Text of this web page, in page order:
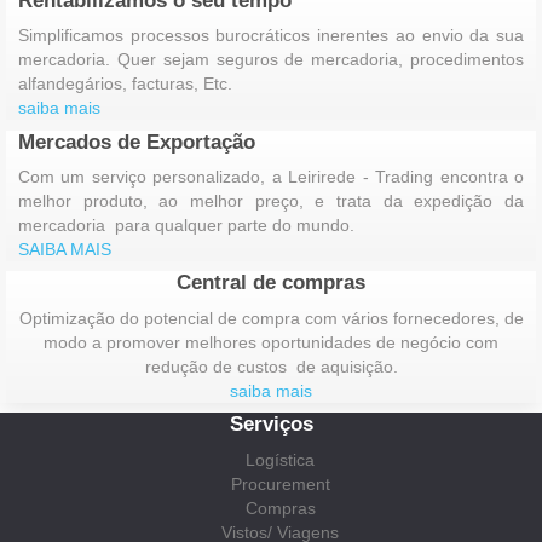
Simplificamos processos burocráticos inerentes ao envio da sua
mercadoria. Quer sejam seguros de mercadoria, procedimentos
alfandegários, facturas, Etc.
saiba mais
Mercados de Exportação
Com um serviço personalizado, a Leirirede - Trading encontra o
melhor produto, ao melhor preço, e trata da expedição da
mercadoria para qualquer parte do mundo.
SAIBA MAIS
Central de compras
Optimização do potencial de compra com vários fornecedores, de
modo a promover melhores oportunidades de negócio com
redução de custos de aquisição.
saiba mais
Serviços
Logística
Procurement
Compras
Vistos/ Viagens